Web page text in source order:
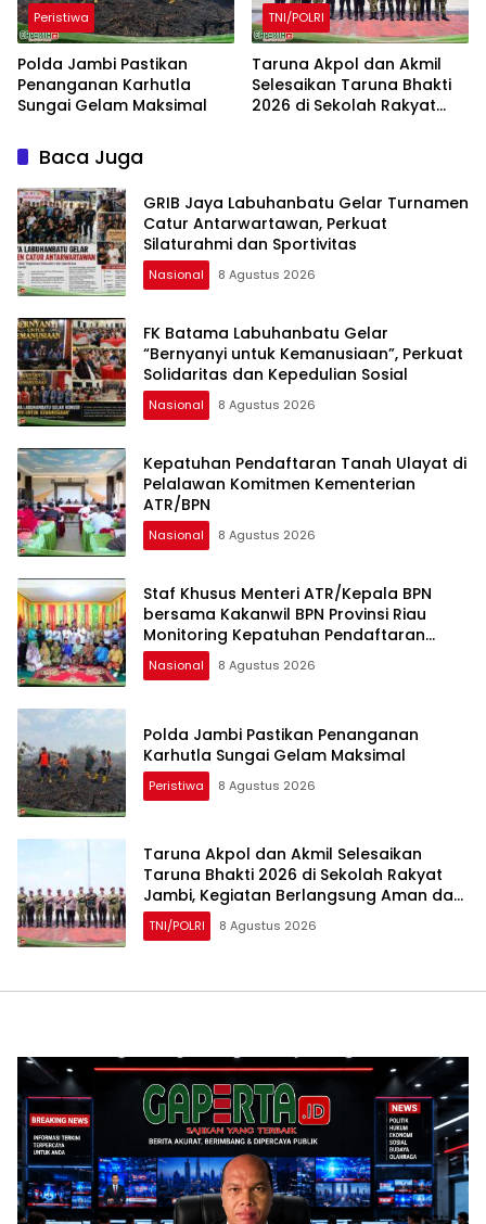
Peristiwa
Polda Jambi Pastikan
Penanganan Karhutla
Sungai Gelam Maksimal
TNI/POLRI
Taruna Akpol dan Akmil
Selesaikan Taruna Bhakti
2026 di Sekolah Rakyat
Baca Juga
GRIB Jaya Labuhanbatu Gelar Turnamen
Catur Antarwartawan, Perkuat
Silaturahmi dan Sportivitas
Nasional 8 Agustus 2026
FK Batama Labuhanbatu Gelar
“Bernyanyi untuk Kemanusiaan”, Perkuat
Solidaritas dan Kepedulian Sosial
Nasional 8 Agustus 2026
Kepatuhan Pendaftaran Tanah Ulayat di
Pelalawan Komitmen Kementerian
ATR/BPN
Nasional 8 Agustus 2026
Staf Khusus Menteri ATR/Kepala BPN
bersama Kakanwil BPN Provinsi Riau
Monitoring Kepatuhan Pendaftaran
Tanah Ulayat
Nasional 8 Agustus 2026
Polda Jambi Pastikan Penanganan
Karhutla Sungai Gelam Maksimal
Peristiwa 8 Agustus 2026
Taruna Akpol dan Akmil Selesaikan
Taruna Bhakti 2026 di Sekolah Rakyat
Jambi, Kegiatan Berlangsung Aman dan
Lancar
TNI/POLRI 8 Agustus 2026